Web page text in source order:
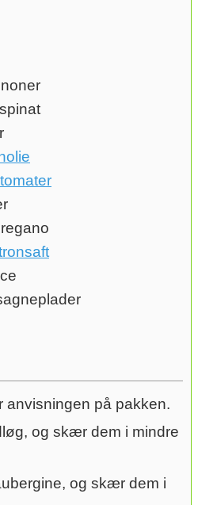
anvisningen på pakken.
og skær dem i mindre
og skær dem i